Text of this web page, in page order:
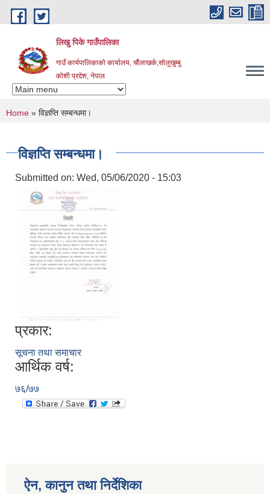
Skip to main content
लिखु पिके गाउँपालिका
गाउँ कार्यपालिकाको कार्यालय, चौंलाखर्क,सोलुखुम्बु
कोशी प्रदेश, नेपाल
You are here
Home » विज्ञप्ति सम्बन्धमा।
विज्ञप्ति सम्बन्धमा।
Submitted on: Wed, 05/06/2020 - 15:03
प्रकार:
सूचना तथा समाचार
आर्थिक वर्ष:
७६/७७
ऐन, कानुन तथा निर्देशिका